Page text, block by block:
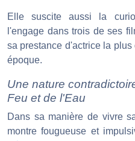
Elle suscite aussi la
l'engage dans trois de ses
sa prestance d'actrice la
époque.
Une nature
Feu et de l'Eau
Dans sa manière de vivre
montre fougueuse et